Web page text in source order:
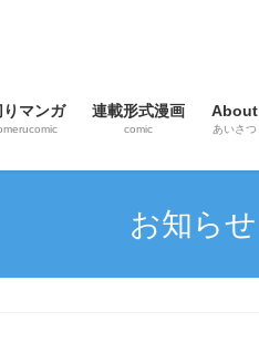
マンガ 連載形式漫画
comic
About
あいさつ
お知らせ